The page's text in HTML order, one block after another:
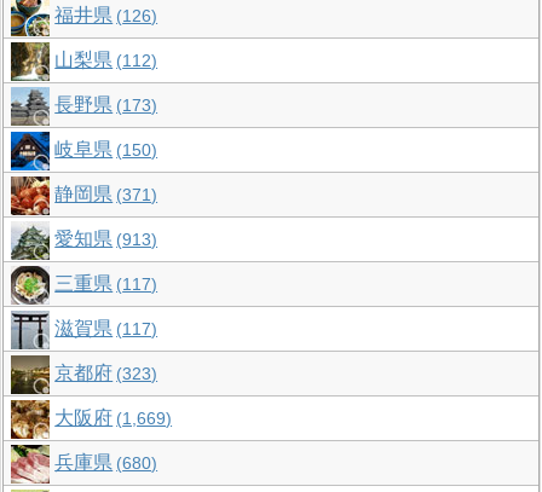
福井県 126
山梨県 112
長野県 173
岐阜県 150
静岡県 371
愛知県 913
三重県 117
滋賀県 117
京都府 323
大阪府 1,669
兵庫県 680